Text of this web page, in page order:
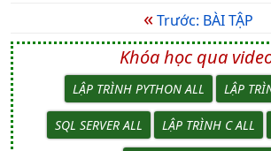
«Trước: BÀI TẬP
Khóa học qua
LẬP TRÌNH PYTHON ALL LẬP
SQL SERVER ALL LẬP TRÌNH C ALL